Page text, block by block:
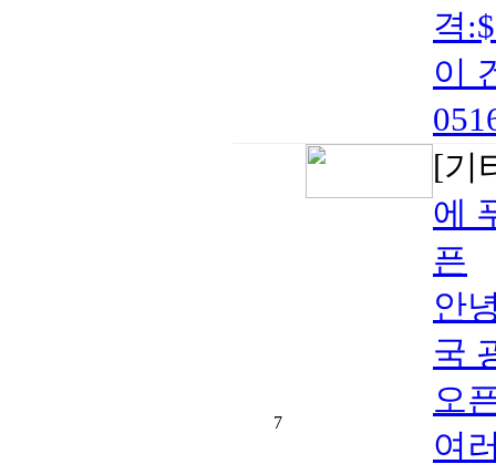
격
이
7
[기
에
픈
안
국
오
여